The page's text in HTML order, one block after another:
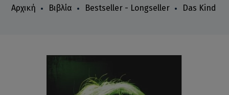
Αρχική Βιβλία Bestseller - Longseller Das Kind